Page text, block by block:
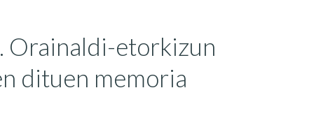
Orainaldi-etorkizun
dituen memoria